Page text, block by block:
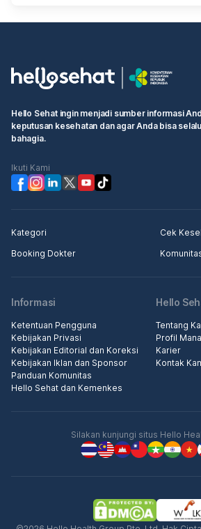
Hello Sehat ingin menjadi sumber informasi
keputusan kesehatan dan agar Anda bisa
bahagia.
Ikuti Kami
Kategori
Cek
Booking Dokter
Informasi
Ketentuan Pengguna
Kebijakan Privasi
Kebijakan Editorial dan Koreksi
Kebijakan Iklan dan Sponsor
Panduan Komunitas
Hello Sehat dan Kemenkes
Hello
Tentang
Profil
Karier
Kontak
Silakan kunjungi situs Hello